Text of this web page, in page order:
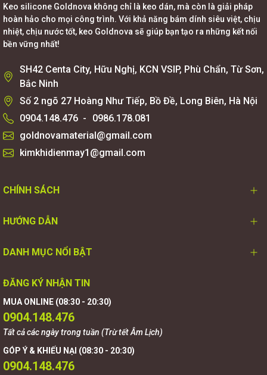
Keo silicone Goldnova không chỉ là keo dán, mà còn là giải pháp
hoàn hảo cho mọi công trình. Với khả năng bám dính siêu việt, chịu
nhiệt, chịu nước tốt, keo Goldnova sẽ giúp bạn tạo ra những kết nối
bền vững nhất!
SH42 Centa City, Hữu Nghị, KCN VSIP, Phù Chẩn, Từ Sơn,
Bắc Ninh
Số 2 ngõ 27 Hoàng Như Tiếp, Bồ Đề, Long Biên, Hà Nội
0904.148.476 -
0986.178.081
goldnovamaterial@gmail.com
kimkhidienmay1@gmail.com
CHÍNH SÁCH
HƯỚNG DẪN
DANH MỤC NỔI BẬT
ĐĂNG KÝ NHẬN TIN
MUA ONLINE (08:30 - 20:30)
0904.148.476
Tất cả các ngày trong tuần (Trừ tết Âm Lịch)
GÓP Ý & KHIẾU NẠI (08:30 - 20:30)
0904.148.476